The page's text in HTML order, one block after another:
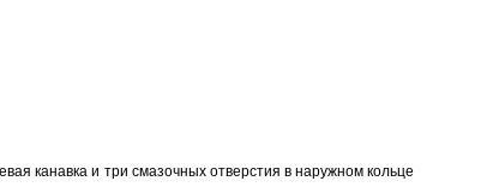
канавка и три смазочных отверстия в наружном кольце